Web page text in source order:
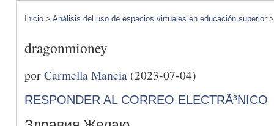
Inicio > Análisis del uso de espacios virtuales en educación superior
dragonmioney
porCarmella Mancia (2023-07-04)
RESPONDER AL CORREO ELECTRÃ³NICO